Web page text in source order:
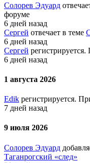
Солорев Эдуард
форуме
6 дней назад
Сергей отвечает в теме
6 дней назад
Сергей
6 дней назад
1 августа 2026
Edik регистрируется.
7 дней назад
9 июля 2026
Солорев Эдуард
Таганрогский «след»